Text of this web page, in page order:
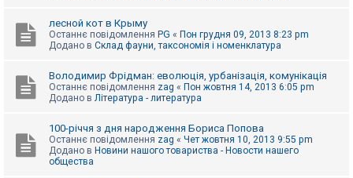
е
и
лесной кот в Крыму
Останнє повідомлення PG « Пон грудня 09, 2013 8:23 pm
Додано в Склад фауни, таксономія і номенклатура
Володимир Фрідман: еволюція, урбанізація, комунікація
Останнє повідомлення zag « Пон жовтня 14, 2013 6:05 pm
Додано в Література - литература
100-річчя з дня народження Бориса Попова
Останнє повідомлення zag « Чет жовтня 10, 2013 9:55 pm
Додано в Новини нашого товариства - Новости нашего
общества